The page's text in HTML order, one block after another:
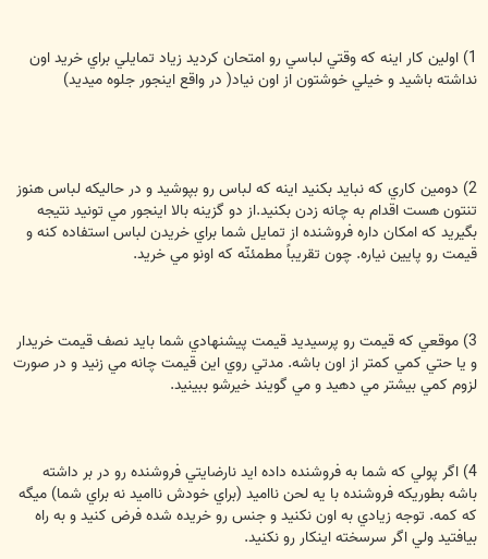
1) اولين كار اينه كه وقتي لباسي رو امتحان كرديد زياد تمايلي براي خريد اون
نداشته باشيد و خيلي خوشتون از اون نياد( در واقع اينجور جلوه ميديد)
2) دومين كاري كه نبايد بكنيد اينه كه لباس رو بپوشيد و در حاليكه لباس هنوز
تنتون هست اقدام به چانه زدن بكنيد.از دو گزينه بالا اينجور مي تونيد نتيجه
بگيريد كه امكان داره فروشنده از تمايل شما براي خريدن لباس استفاده كنه و
قيمت رو پايين نياره. چون تقريباً مطمئنّه كه اونو مي خريد.
3) موقعي كه قيمت رو پرسيديد قيمت پيشنهادي شما بايد نصف قيمت خريدار
و يا حتي كمي كمتر از اون باشه. مدتي روي اين قيمت چانه مي زنيد و در صورت
لزوم كمي بيشتر مي دهيد و مي گويند خيرشو ببينيد.
4) اگر پولي كه شما به فروشنده داده ايد نارضايتي فروشنده رو در بر داشته
باشه بطوريكه فروشنده با يه لحن نااميد (براي خودش نااميد نه براي شما) ميگه
كه كمه. توجه زيادي به اون نكنيد و جنس رو خريده شده فرض كنيد و به راه
بيافتيد ولي اگر سرسخته اينكار رو نكنيد.